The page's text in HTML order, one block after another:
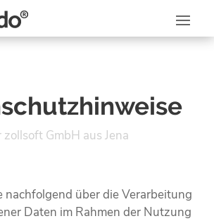
zollsoft GmbH aus Jena
nachfolgend über die Verarbeitung
Daten im Rahmen der Nutzung